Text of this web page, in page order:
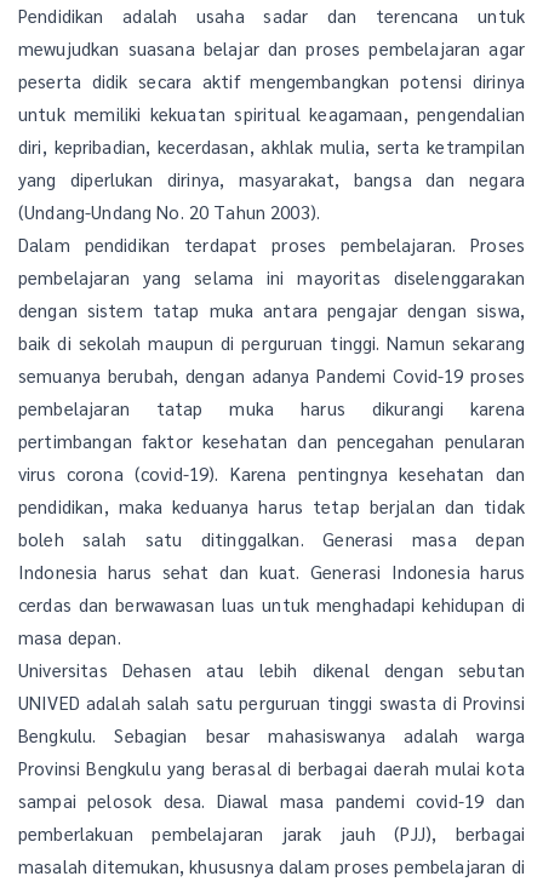
Pendidikan adalah usaha sadar dan terencana untuk
mewujudkan suasana belajar dan proses pembelajaran agar
peserta didik secara aktif mengembangkan potensi dirinya
untuk memiliki kekuatan spiritual keagamaan, pengendalian
diri, kepribadian, kecerdasan, akhlak mulia, serta ketrampilan
yang diperlukan dirinya, masyarakat, bangsa dan negara
(Undang-Undang No. 20 Tahun 2003).
Dalam pendidikan terdapat proses pembelajaran. Proses
pembelajaran yang selama ini mayoritas diselenggarakan
dengan sistem tatap muka antara pengajar dengan siswa,
baik di sekolah maupun di perguruan tinggi. Namun sekarang
semuanya berubah, dengan adanya Pandemi Covid-19 proses
pembelajaran tatap muka harus dikurangi karena
pertimbangan faktor kesehatan dan pencegahan penularan
virus corona (covid-19). Karena pentingnya kesehatan dan
pendidikan, maka keduanya harus tetap berjalan dan tidak
boleh salah satu ditinggalkan. Generasi masa depan
Indonesia harus sehat dan kuat. Generasi Indonesia harus
cerdas dan berwawasan luas untuk menghadapi kehidupan di
masa depan.
Universitas Dehasen atau lebih dikenal dengan sebutan
UNIVED adalah salah satu perguruan tinggi swasta di Provinsi
Bengkulu. Sebagian besar mahasiswanya adalah warga
Provinsi Bengkulu yang berasal di berbagai daerah mulai kota
sampai pelosok desa. Diawal masa pandemi covid-19 dan
pemberlakuan pembelajaran jarak jauh (PJJ), berbagai
masalah ditemukan, khususnya dalam proses pembelajaran di